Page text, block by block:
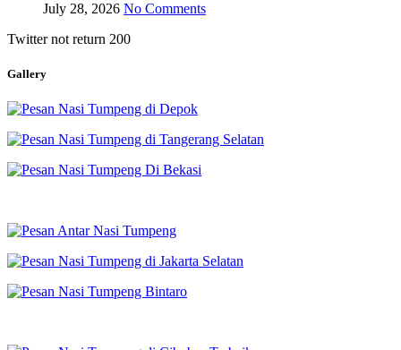
July 28, 2026 No Comments
Twitter not return 200
Gallery